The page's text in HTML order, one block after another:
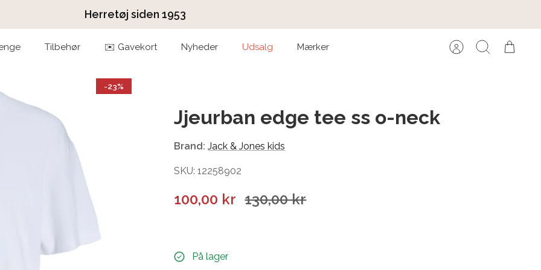
Herretøj siden 1953
Tilbehør ✉️ Gavekort Nyheder Udsalg Mærker Konto Søg Kurv
-23%
Jjeurban edge tee ss o-neck
Brand: Jack & Jones kids
SKU: 12258902
100,00 kr 130,00 kr
På lager